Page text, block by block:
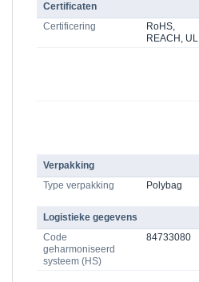
Certificaten
Certificering
RoHS,
REACH, UL
Verpakking
Type verpakking
Polybag
Logistieke gegevens
Code
geharmoniseerd
systeem (HS)
84733080